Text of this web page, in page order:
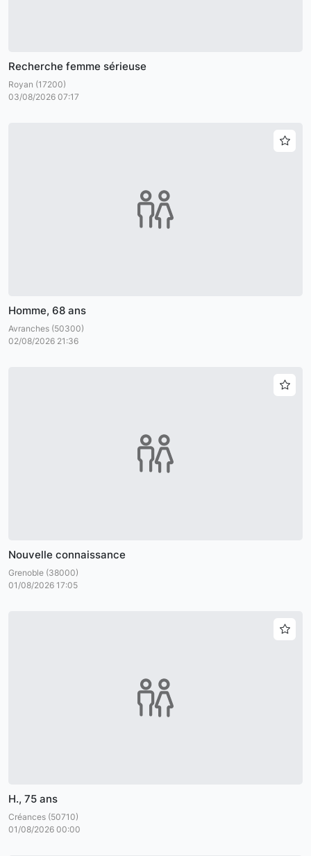
Recherche femme sérieuse
Royan (17200)
03/08/2026 07:17
Homme, 68 ans
Avranches (50300)
02/08/2026 21:36
Nouvelle connaissance
Grenoble (38000)
01/08/2026 17:05
H., 75 ans
Créances (50710)
01/08/2026 00:00